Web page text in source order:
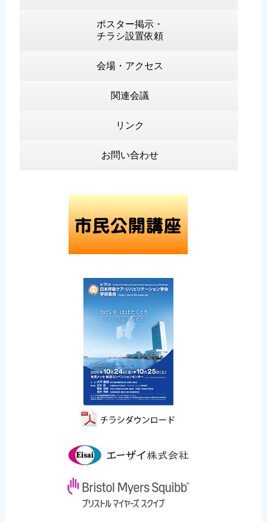
ポスター掲示・
チラシ設置依頼
会場・アクセス
関連会議
リンク
お問い合わせ